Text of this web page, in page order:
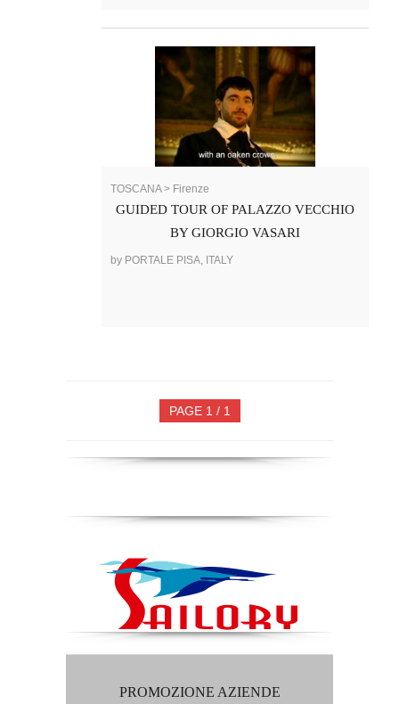
TOSCANA > Firenze
GUIDED TOUR OF PALAZZO VECCHIO
BY GIORGIO VASARI
by PORTALE PISA, ITALY
PAGE 1 / 1
PROMOZIONE AZIENDE